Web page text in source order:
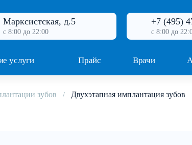
Марксистская, д.5
с 8:00 до 22:00
+7 (495)
с 8:00 до
услуги Прайс Врачи
зубов Двухэтапная имплантация зубов